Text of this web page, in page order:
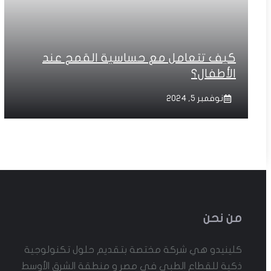
كيف تتعامل مع حساسية القمح عند
الأطفال؟
نوفمبر 5, 2024
من نحن
كلينيدو هي شركة مختصة بتقديم حلول تكنولوجية
ذكية للقطاع الطبي في مصر و منطقة الشرق الأوسط